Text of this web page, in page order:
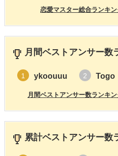
恋愛マスター総合ランキ
月間ベストアンサー数
1 ykoouuu 2 Togo
月間ベストアンサー数ランキ
累計ベストアンサー数